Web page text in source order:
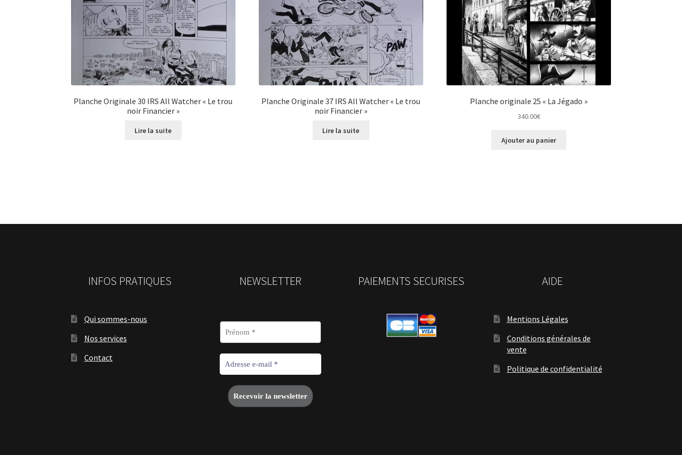
Planche Originale 30 IRS All Watcher « Le trou
noir Financier »
Lire la suite
Planche Originale 37 IRS All Watcher « Le trou
noir Financier »
Lire la suite
Planche originale 25 « La Jégado »
340.00€
Ajouter au panier
INFOS PRATIQUES
Qui sommes-nous
Nos services
Contact
NEWSLETTER PAIEMENTS SECURISES AIDE
Mentions Légales
Conditions générales de
vente
Politique de confidentialité